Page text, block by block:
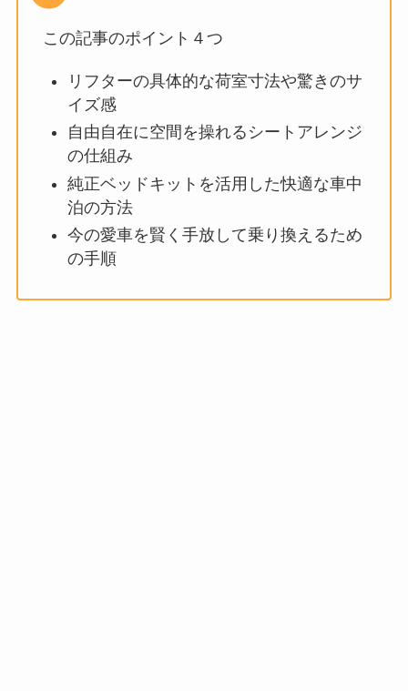
この記事のポイント４つ
リフターの具体的な荷室寸法や驚きのサ
イズ感
自由自在に空間を操れるシートアレンジ
の仕組み
純正ベッドキットを活用した快適な車中
泊の方法
今の愛車を賢く手放して乗り換えるため
の手順